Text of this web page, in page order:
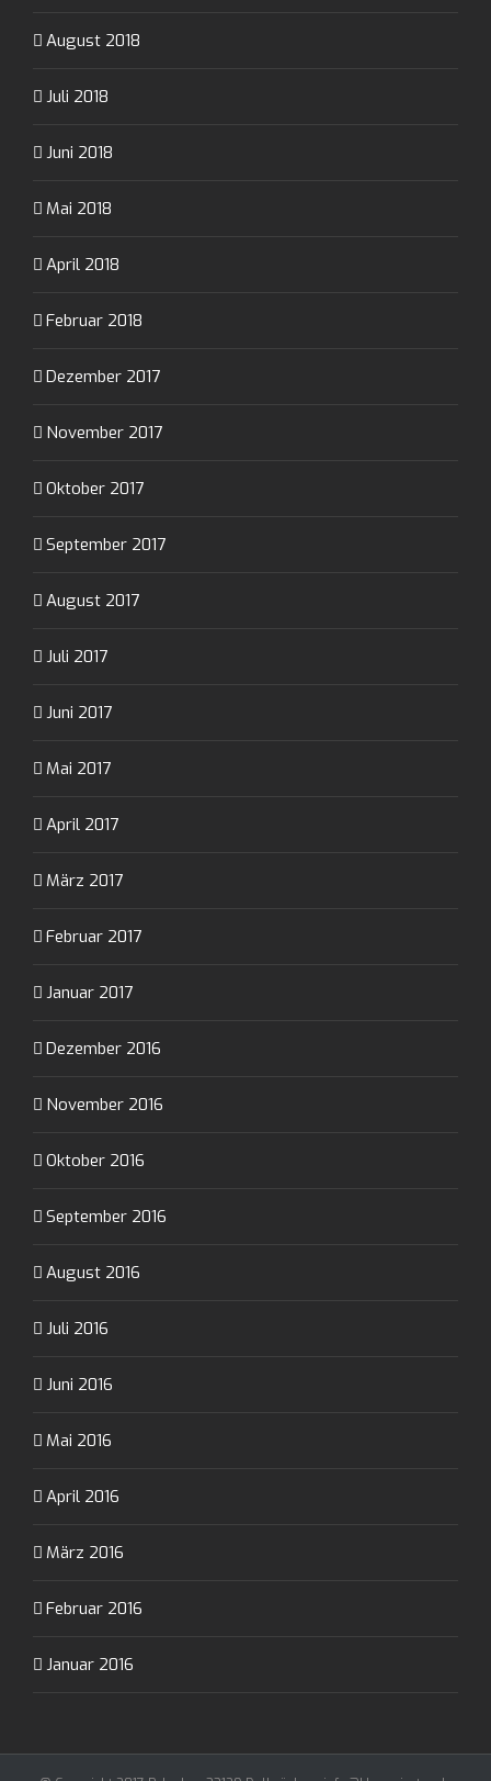
August 2018
Juli 2018
Juni 2018
Mai 2018
April 2018
Februar 2018
Dezember 2017
November 2017
Oktober 2017
September 2017
August 2017
Juli 2017
Juni 2017
Mai 2017
April 2017
März 2017
Februar 2017
Januar 2017
Dezember 2016
November 2016
Oktober 2016
September 2016
August 2016
Juli 2016
Juni 2016
Mai 2016
April 2016
März 2016
Februar 2016
Januar 2016